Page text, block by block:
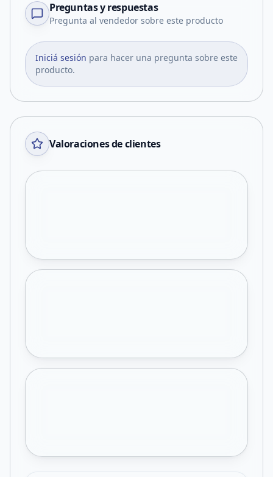
Preguntas y respuestas
Pregunta al vendedor sobre este producto
Iniciá sesión para hacer una pregunta sobre este
producto.
Valoraciones de clientes